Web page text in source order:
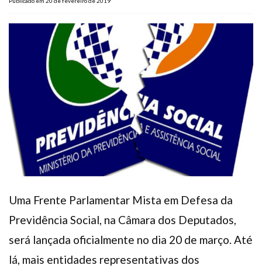
Uma Frente Parlamentar Mista em Defesa da
Previdência Social, na Câmara dos Deputados,
será lançada oficialmente no dia 20 de março. Até
lá, mais entidades representativas dos
Nossos Convênios
Gympass Wellhub
Seguro Auto
Plano de Saúde
Assistência Funeral
Pós-graduação
InstagramTwitter Youtube TikTok